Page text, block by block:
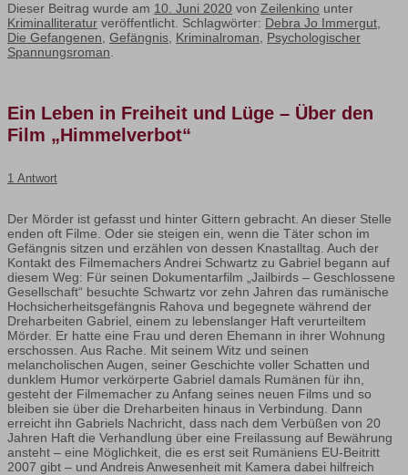
Dieser Beitrag wurde am 10. Juni 2020 von Zeilenkino unter
Kriminalliteratur veröffentlicht. Schlagwörter: Debra Jo Immergut,
Die Gefangenen, Gefängnis, Kriminalroman, Psychologischer
Spannungsroman.
Ein Leben in Freiheit und Lüge – Über den
Film „Himmelverbot“
1 Antwort
Der Mörder ist gefasst und hinter Gittern gebracht. An dieser Stelle
enden oft Filme. Oder sie steigen ein, wenn die Täter schon im
Gefängnis sitzen und erzählen von dessen Knastalltag. Auch der
Kontakt des Filmemachers Andrei Schwartz zu Gabriel begann auf
diesem Weg: Für seinen Dokumentarfilm „Jailbirds – Geschlossene
Gesellschaft“ besuchte Schwartz vor zehn Jahren das rumänische
Hochsicherheitsgefängnis Rahova und begegnete während der
Dreharbeiten Gabriel, einem zu lebenslanger Haft verurteiltem
Mörder. Er hatte eine Frau und deren Ehemann in ihrer Wohnung
erschossen. Aus Rache. Mit seinem Witz und seinen
melancholischen Augen, seiner Geschichte voller Schatten und
dunklem Humor verkörperte Gabriel damals Rumänen für ihn,
gesteht der Filmemacher zu Anfang seines neuen Films und so
bleiben sie über die Dreharbeiten hinaus in Verbindung. Dann
erreicht ihn Gabriels Nachricht, dass nach dem Verbüßen von 20
Jahren Haft die Verhandlung über eine Freilassung auf Bewährung
ansteht – eine Möglichkeit, die es erst seit Rumäniens EU-Beitritt
2007 gibt – und Andreis Anwesenheit mit Kamera dabei hilfreich